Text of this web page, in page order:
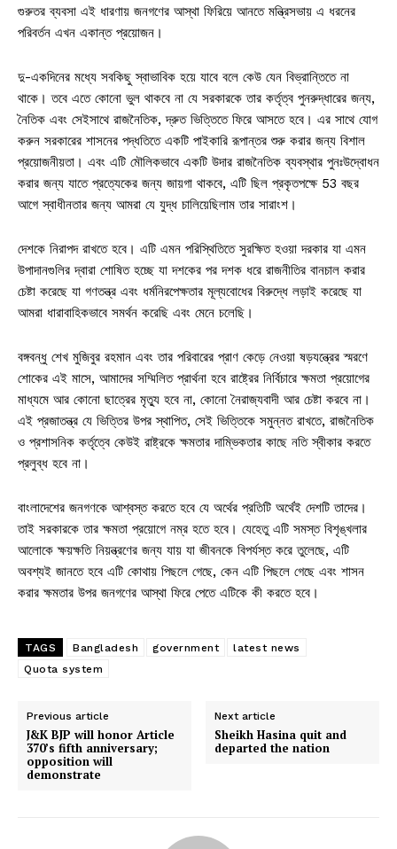
গুরুতর ব্যবসা এই ধারণায় জনগণের আস্থা ফিরিয়ে আনতে মন্ত্রিসভায় এ ধরনের
পরিবর্তন এখন একান্ত প্রয়োজন।
দু-একদিনের মধ্যে সবকিছু স্বাভাবিক হয়ে যাবে বলে কেউ যেন বিভ্রান্তিতে না
থাকে। তবে এতে কোনো ভুল থাকবে না যে সরকারকে তার কর্তৃত্ব পুনরুদ্ধারের জন্য,
নৈতিক এবং সেইসাথে রাজনৈতিক, দ্রুত ভিত্তিতে ফিরে আসতে হবে। এর সাথে যোগ
করুন সরকারের শাসনের পদ্ধতিতে একটি পাইকারি রূপান্তর শুরু করার জন্য বিশাল
প্রয়োজনীয়তা। এবং এটি মৌলিকভাবে একটি উদার রাজনৈতিক ব্যবস্থার পুনঃউদ্বোধন
করার জন্য যাতে প্রত্যেকের জন্য জায়গা থাকবে, এটি ছিল প্রকৃতপক্ষে 53 বছর
আগে স্বাধীনতার জন্য আমরা যে যুদ্ধ চালিয়েছিলাম তার সারাংশ।
দেশকে নিরাপদ রাখতে হবে। এটি এমন পরিস্থিতিতে সুরক্ষিত হওয়া দরকার যা এমন
উপাদানগুলির দ্বারা শোষিত হচ্ছে যা দশকের পর দশক ধরে রাজনীতির বানচাল করার
চেষ্টা করেছে যা গণতন্ত্র এবং ধর্মনিরপেক্ষতার মূল্যবোধের বিরুদ্ধে লড়াই করেছে যা
আমরা ধারাবাহিকভাবে সমর্থন করেছি এবং মেনে চলেছি।
বঙ্গবন্ধু শেখ মুজিবুর রহমান এবং তার পরিবারের প্রাণ কেড়ে নেওয়া ষড়যন্ত্রের স্মরণে
শোকের এই মাসে, আমাদের সম্মিলিত প্রার্থনা হবে রাষ্ট্রের নির্বিচারে ক্ষমতা প্রয়োগের
মাধ্যমে আর কোনো ছাত্রের মৃত্যু হবে না, কোনো নৈরাজ্যবাদী আর চেষ্টা করবে না।
এই প্রজাতন্ত্র যে ভিত্তির উপর স্থাপিত, সেই ভিত্তিকে সমুন্নত রাখতে, রাজনৈতিক
ও প্রশাসনিক কর্তৃত্বে কেউই রাষ্ট্রকে ক্ষমতার দাম্ভিকতার কাছে নতি স্বীকার করতে
প্রলুব্ধ হবে না।
বাংলাদেশের জনগণকে আশ্বস্ত করতে হবে যে অর্থের প্রতিটি অর্থেই দেশটি তাদের।
তাই সরকারকে তার ক্ষমতা প্রয়োগে নম্র হতে হবে। যেহেতু এটি সমস্ত বিশৃঙ্খলার
আলোকে ক্ষয়ক্ষতি নিয়ন্ত্রণের জন্য যায় যা জীবনকে বিপর্যস্ত করে তুলেছে, এটি
অবশ্যই জানতে হবে এটি কোথায় পিছলে গেছে, কেন এটি পিছলে গেছে এবং শাসন
করার ক্ষমতার উপর জনগণের আস্থা ফিরে পেতে এটিকে কী করতে হবে।
TAGS Bangladesh government
latest news
Quota system
Previous article
J&K BJP will honor Article
370’s fifth anniversary;
opposition will
demonstrate
Next article
Sheikh Hasina quit and
departed the nation